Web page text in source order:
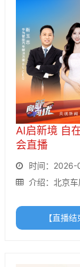
AI启新境 自
会直播
时间：
介绍：北京
【直播结